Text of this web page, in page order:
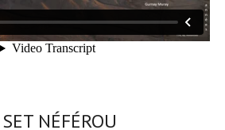
NÉFÉROU